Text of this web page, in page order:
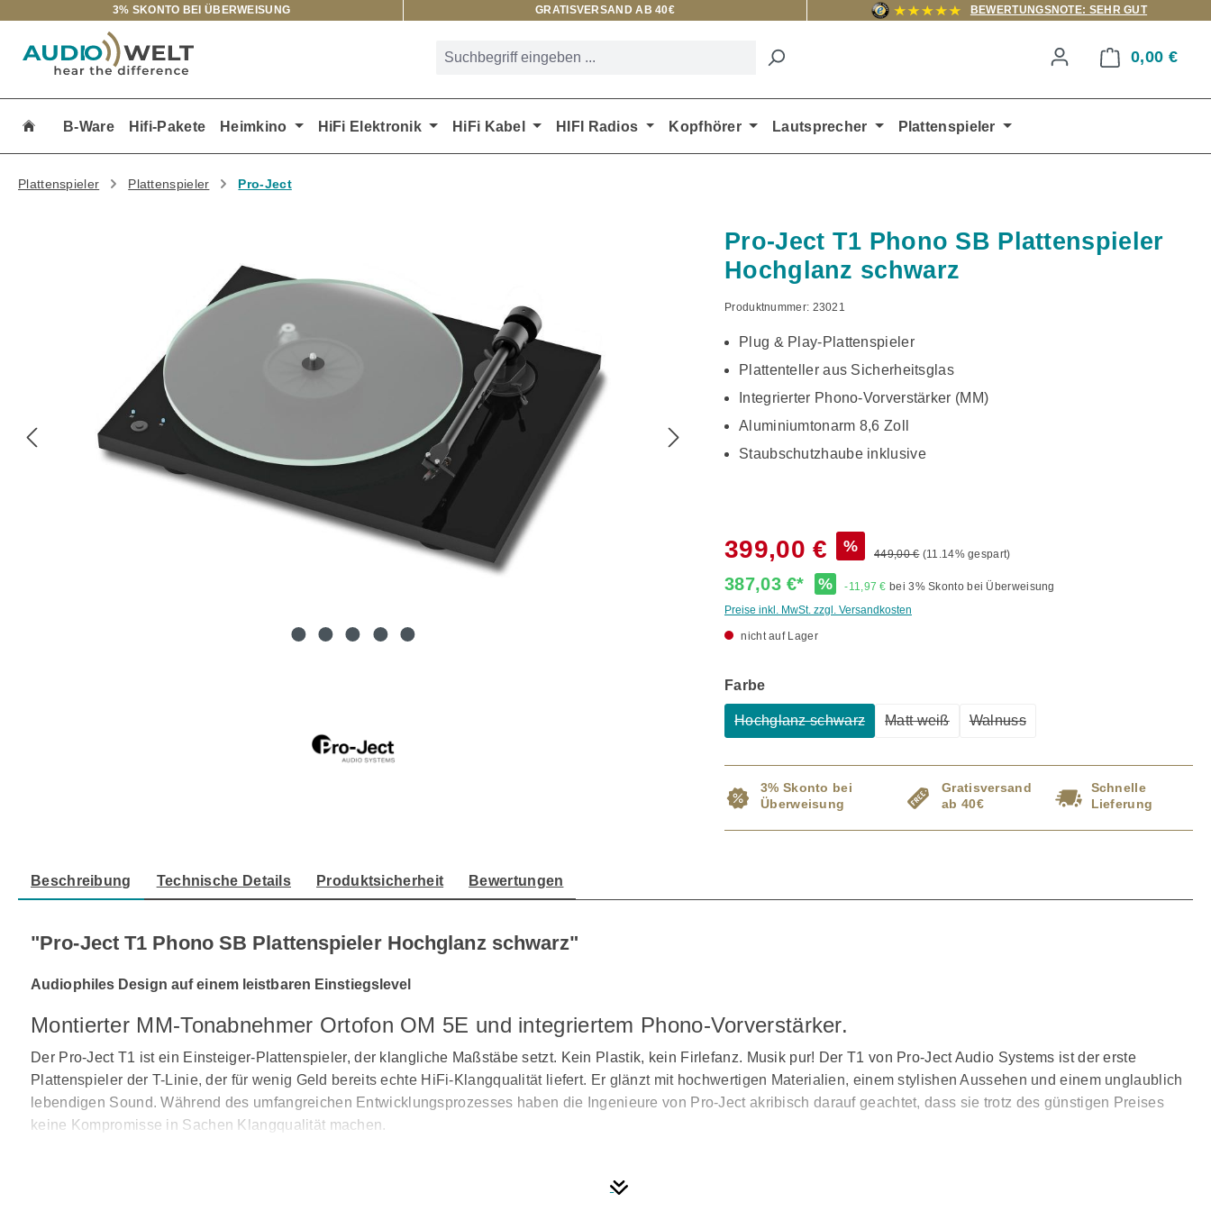
Hauptinhalt springen
Zur Suche springen
Zur Hauptnavigation springen
3% SKONTO BEI ÜBERWEISUNG GRATISVERSAND AB 40€ BEWERTUNGSNOTE: SEHR GUT
0,00 €
B-Ware Hifi-Pakete Heimkino HiFi Elektronik HiFi Kabel HIFI Radios Kopfhörer Lautsprecher Plattenspieler
Plattenspieler Plattenspieler Pro-Ject
Pro-Ject T1 Phono SB Plattenspieler
Hochglanz schwarz
Produktnummer: 23021
Plug & Play-Plattenspieler
Plattenteller aus Sicherheitsglas
Integrierter Phono-Vorverstärker (MM)
Aluminiumtonarm 8,6 Zoll
Staubschutzhaube inklusive
399,00 € % 449,00 € (11.14% gespart)
387,03 €* % -11,97 € bei 3% Skonto bei Überweisung
Preise inkl. MwSt. zzgl. Versandkosten
nicht auf Lager
Farbeauswählen
Hochglanz schwarz Matt weiß Walnuss
3% Skonto bei
Überweisung
Gratisversand
ab 40€
Schnelle
Lieferung
Beschreibung Technische Details Produktsicherheit Bewertungen
"Pro-Ject T1 Phono SB Plattenspieler Hochglanz schwarz"
Audiophiles Design auf einem leistbaren Einstiegslevel
Montierter MM-Tonabnehmer Ortofon OM 5E und integriertem Phono-Vorverstärker.
Der Pro-Ject T1 ist ein Einsteiger-Plattenspieler, der klangliche Maßstäbe setzt. Kein Plastik, kein Firlefanz. Musik pur! Der T1 von Pro-Ject Audio Systems ist der erste
Plattenspieler der T-Linie, der für wenig Geld bereits echte HiFi-Klangqualität liefert. Er glänzt mit hochwertigen Materialien, einem stylishen Aussehen und einem unglaublich
lebendigen Sound. Während des umfangreichen Entwicklungsprozesses haben die Ingenieure von Pro-Ject akribisch darauf geachtet, dass sie trotz des günstigen Preises
keine Kompromisse in Sachen Klangqualität machen.
Vibrationen im Chassis auftreten können. Ganz im Sinne dieser Philosophie ist auch der über einen Riemen angetriebene Plattenteller aus Sicherheitsglas gearbeitet. Im